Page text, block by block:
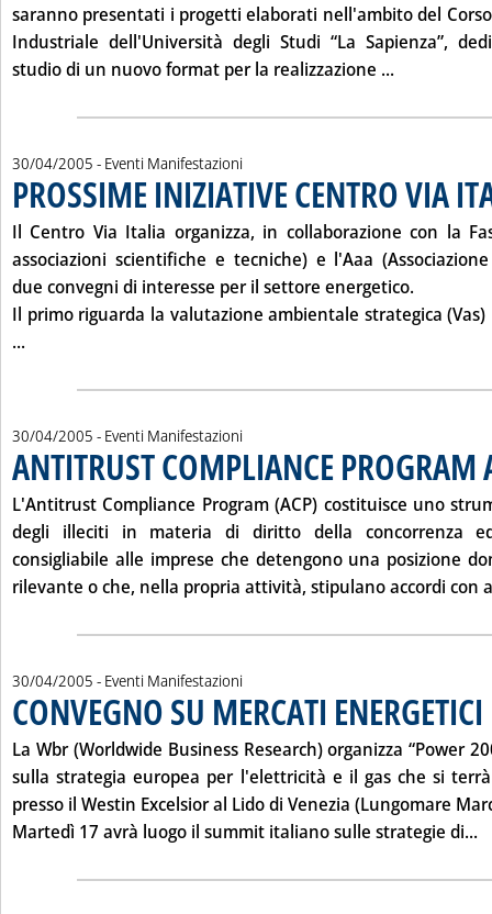
saranno presentati i progetti elaborati nell'ambito del
Industriale dell'Università degli Studi “La Sapienza”,
studio di un nuovo format per la realizzazione ...Leggi tutta
30/04/2005 - Eventi Manifestazioni
PROSSIME INIZIATIVE CENTRO VIA
Il Centro Via Italia organizza, in collaborazione con la
associazioni scientifiche e tecniche) e l'Aaa
due convegni di interesse per il settore energetico.
Il primo riguarda la valutazione ambientale strategica
...Leggi tutta la notizia: 'PROSSIME INIZIATIVE CENTRO VIA
30/04/2005 - Eventi Manifestazioni
ANTITRUST COMPLIANCE
L'Antitrust Compliance Program (ACP) costituisce uno
degli illeciti in materia di diritto della concorrenza
consigliabile alle imprese che detengono una posizione
rilevante o che, nella propria attività, stipulano accordi con
30/04/2005 - Eventi Manifestazioni
CONVEGNO SU MERCATI
La Wbr (Worldwide Business Research) organizza “Power
sulla strategia europea per l'elettricità e il gas che si
presso il Westin Excelsior al Lido di Venezia (Lungomare
Martedì 17 avrà luogo il summit italiano sulle strategie di...